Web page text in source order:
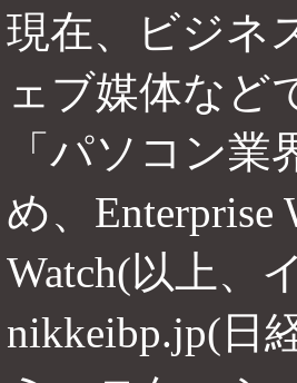
現在、ビジネ
ェブ媒体など
「パソコン
め、Enterprise
Watch(以上、
nikkeibp.jp(日